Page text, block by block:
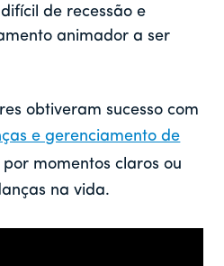
de recessão e
animador a ser
obtiveram sucesso com
e gerenciamento de
momentos claros ou
na vida.